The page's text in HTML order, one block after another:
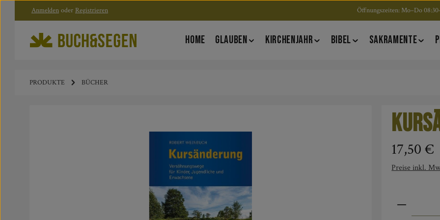
Zum Hauptinhalt springen
Zur Hauptnavigation springen
Anmelden oder Registrieren Öffnungszeiten: Mo–Do
HOME GLAUBEN KIRCHENJAHR BIBEL SAKRAMENTE
PRODUKTE BÜCHER
Regulärer
17,50 €
Preise inkl.
Produkt